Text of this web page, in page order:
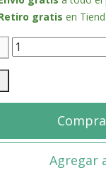
gratis en
Agregar